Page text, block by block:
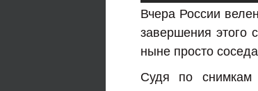
Вчера России
завершения этого
ныне просто
Cудя по снимкам